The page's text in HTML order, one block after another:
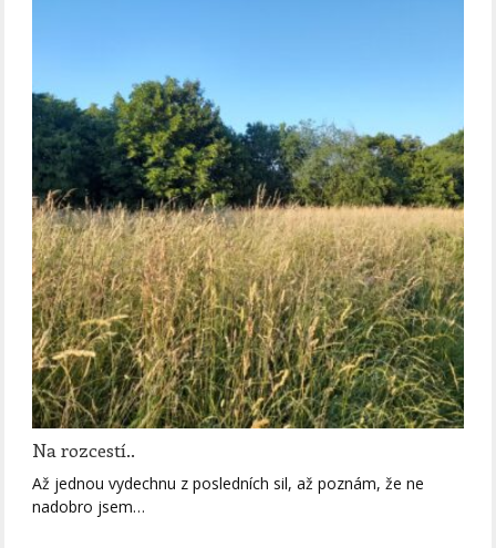
Na rozcestí..
Až jednou vydechnu z posledních sil, až poznám, že ne
nadobro jsem…